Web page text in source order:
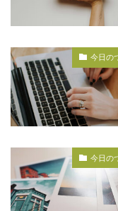
今日の
今日の